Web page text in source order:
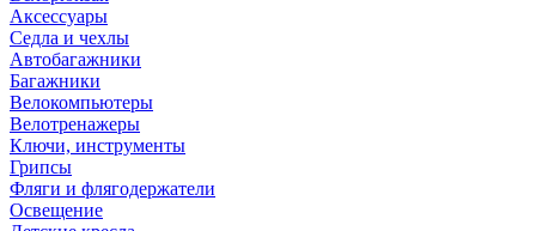
Аксессуары
Седла и чехлы
Автобагажники
Багажники
Велокомпьютеры
Велотренажеры
Ключи, инструменты
Грипсы
Фляги и флягодержатели
Освещение